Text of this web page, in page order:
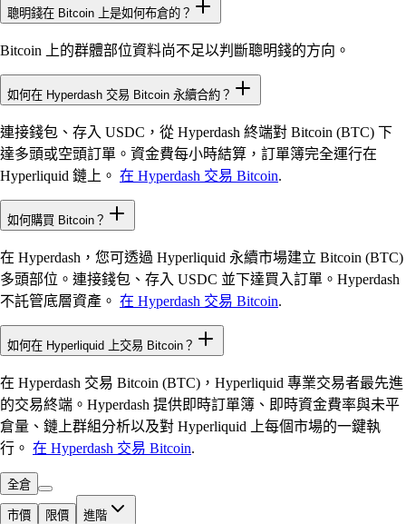
聰明錢在 Bitcoin 上是如何布倉的？
Bitcoin 上的群體部位資料尚不足以判斷聰明錢的方向。
如何在 Hyperdash 交易 Bitcoin 永續合約？
連接錢包、存入 USDC，從 Hyperdash 終端對 Bitcoin (BTC) 下
達多頭或空頭訂單。資金費每小時結算，訂單簿完全運行在
Hyperliquid 鏈上。 在 Hyperdash 交易 Bitcoin.
如何購買 Bitcoin？
在 Hyperdash，您可透過 Hyperliquid 永續市場建立 Bitcoin (BTC)
多頭部位。連接錢包、存入 USDC 並下達買入訂單。Hyperdash
不託管底層資產。 在 Hyperdash 交易 Bitcoin.
如何在 Hyperliquid 上交易 Bitcoin？
在 Hyperdash 交易 Bitcoin (BTC)，Hyperliquid 專業交易者最先進
的交易終端。Hyperdash 提供即時訂單簿、即時資金費率與未平
倉量、鏈上群組分析以及對 Hyperliquid 上每個市場的一鍵執
行。 在 Hyperdash 交易 Bitcoin.
全倉
市價 限價 進階